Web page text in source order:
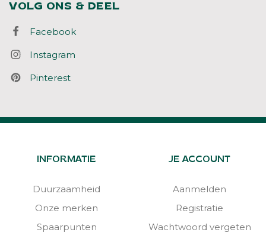
VOLG ONS & DEEL
Facebook
Instagram
Pinterest
INFORMATIE
Duurzaamheid
Onze merken
Spaarpunten
JE ACCOUNT
Aanmelden
Registratie
Wachtwoord vergeten